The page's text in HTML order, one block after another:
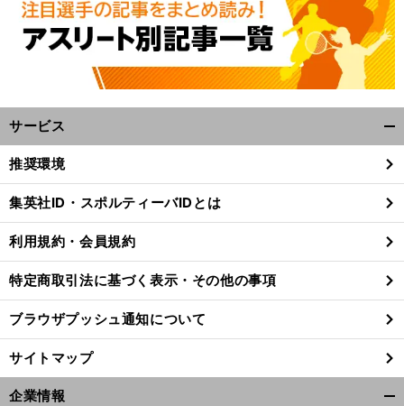
サービス
閉
る
推奨環境
集英社ID・スポルティーバIDとは
利用規約・会員規約
特定商取引法に基づく表示・その他の事項
ブラウザプッシュ通知について
サイトマップ
企業情報